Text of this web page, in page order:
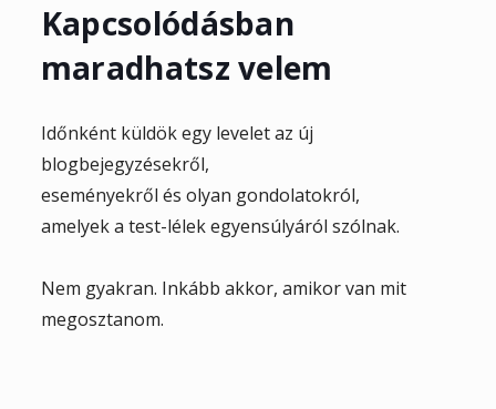
Kapcsolódásban
maradhatsz velem
Időnként küldök egy levelet az új
blogbejegyzésekről,
eseményekről és olyan gondolatokról,
amelyek a test-lélek egyensúlyáról szólnak.
Nem gyakran. Inkább akkor, amikor van mit
megosztanom.